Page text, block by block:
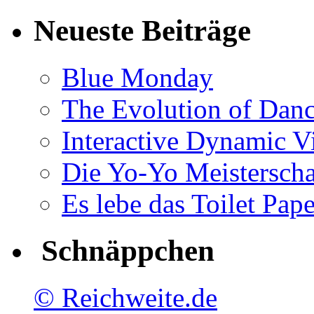
Neueste Beiträge
Blue Monday
The Evolution of
Interactive Dynamic
Die Yo-Yo
Es lebe das Toilet
Schnäppchen
© Reichweite.de